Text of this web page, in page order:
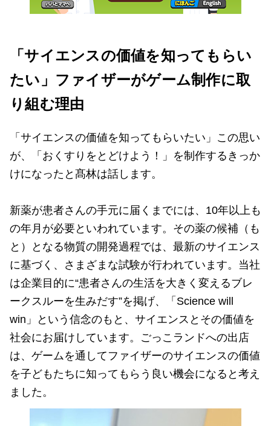
「サイエンスの価値を知ってもらい
たい」ファイザーがゲーム制作に取
り組む理由
「サイエンスの価値を知ってもらいたい」この思い
が、「おくすりをとどけよう！」を制作するきっか
けになったと髙林は話します。
新薬が患者さんの手元に届くまでには、10年以上も
の年月が必要といわれています。その薬の候補（も
と）となる物質の開発過程では、最新のサイエンス
に基づく、さまざまな試験が行われています。当社
は企業目的に“患者さんの生活を大きく変えるブレ
ークスルーを生みだす”を掲げ、「Science will
win」という信念のもと、サイエンスとその価値を
社会にお届けしています。ごっこランドへの出店
は、ゲームを通してファイザーのサイエンスの価値
を子どもたちに知ってもらう良い機会になると考え
ました。